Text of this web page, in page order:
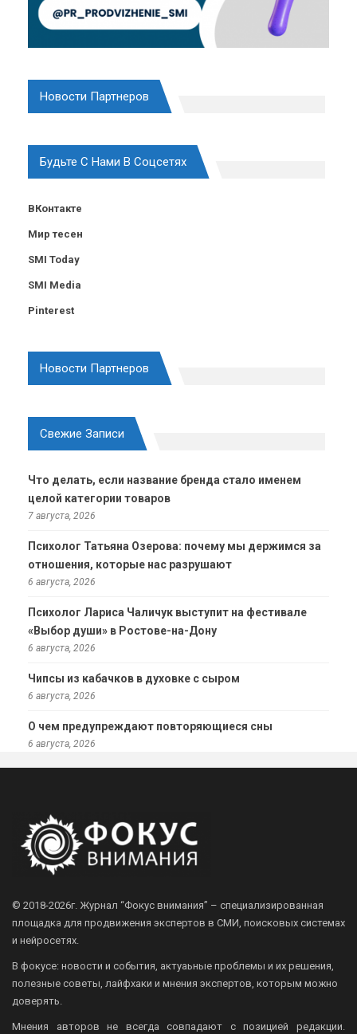
Новости Партнеров
Будьте С Нами В Соцсетях
ВКонтакте
Мир тесен
SMI Today
SMI Media
Pinterest
Новости Партнеров
Свежие Записи
Что делать, если название бренда стало именем
целой категории товаров
7 августа, 2026
Психолог Татьяна Озерова: почему мы держимся за
отношения, которые нас разрушают
6 августа, 2026
Психолог Лариса Чаличук выступит на фестивале
«Выбор души» в Ростове-на-Дону
6 августа, 2026
Чипсы из кабачков в духовке с сыром
6 августа, 2026
О чем предупреждают повторяющиеся сны
6 августа, 2026
© 2018-2026г. Журнал “Фокус внимания” – специализированная
площадка для продвижения экспертов в СМИ, поисковых системах
и нейросетях.
В фокусе: новости и события, актуаьные проблемы и их решения,
полезные советы, лайфхаки и мнения экспертов, которым можно
доверять.
Мнения авторов не всегда совпадают с позицией редакции.